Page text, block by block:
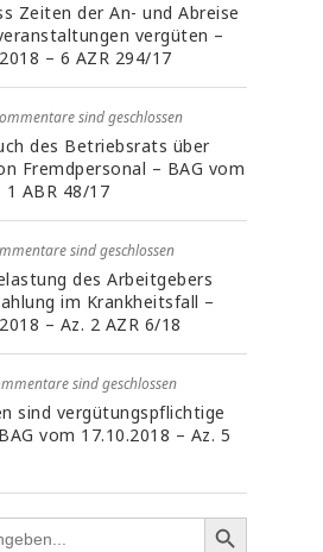
Zeiten der An- und Abreise
vergüten –
– 6 AZR 294/17
sind geschlossen
des Betriebsrats über
Fremdpersonal – BAG vom
1 ABR 48/17
sind geschlossen
des Arbeitgebers
im Krankheitsfall –
– Az. 2 AZR 6/18
sind geschlossen
sind vergütungspflichtige
vom 17.10.2018 – Az. 5